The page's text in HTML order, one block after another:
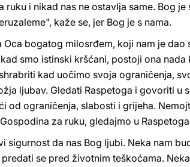
i nikad nas ne ostavlja same. Bog
kaže se, jer Bog je s nama.
bogatog milosrđem, koji nam je
smo istinski kršćani, postoji ona
kad uočimo svoja ograničenja,
ljubav. Gledati Raspetoga i govoriti u
od ograničenja, slabosti i grijeha.
za ruku, gledajmo u
sigurnost da nas Bog ljubi. Neka nam
se pred životnim teškoćama.